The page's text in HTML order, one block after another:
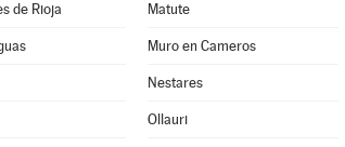
de Rioja Matute
Muro en Cameros
Nestares
Ollauri